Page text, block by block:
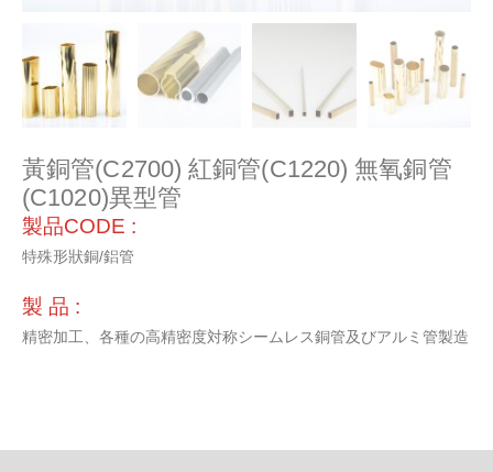
黃銅管(C2700) 紅銅管(C1220) 無氧銅管
(C1020)異型管
製品CODE :
特殊形狀銅/鋁管
製 品 :
精密加工、各種の高精密度対称シームレス銅管及びアルミ管製造